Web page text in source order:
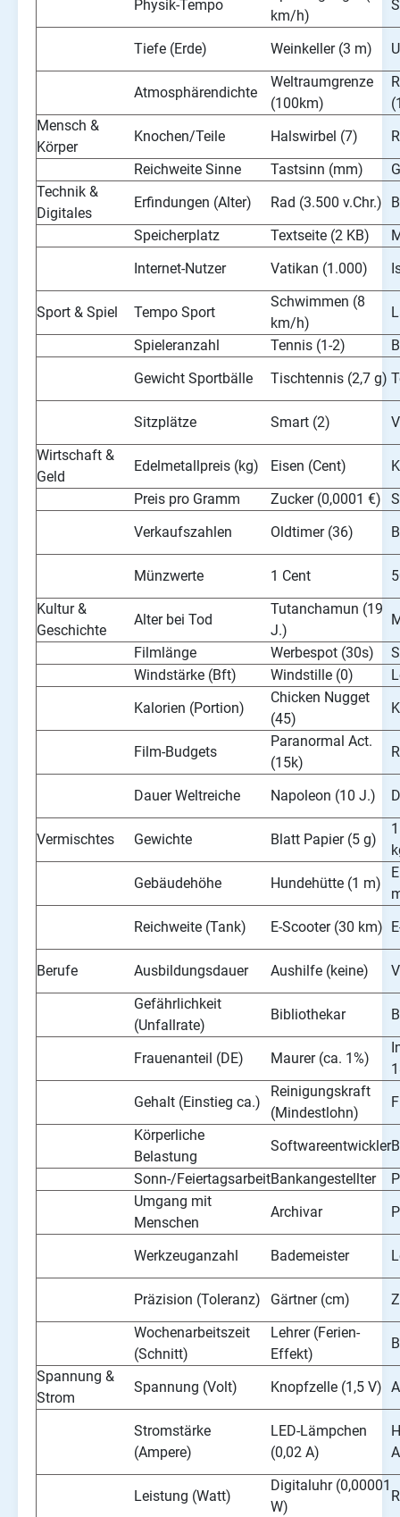
Physik-Tempo
km/h)
Tiefe (Erde) Weinkeller (3 m)
Atmosphärendichte
Weltraumgrenze
(100km)
Mensch &
Körper
Knochen/Teile Halswirbel (7)
Reichweite Sinne
Tastsinn (mm)
Technik &
Digitales
Erfindungen (Alter) Rad (3.500 v.Chr.)
Speicherplatz
Textseite (2 KB)
Internet-Nutzer
Vatikan (1.000)
Sport & Spiel Tempo Sport
Schwimmen (8
km/h)
Spieleranzahl
Tennis (1-2)
Gewicht Sportbälle
Tischtennis (2,7 g)
Sitzplätze Smart (2)
Wirtschaft &
Geld
Edelmetallpreis (kg) Eisen (Cent)
Preis pro Gramm
Zucker (0,0001 €)
Verkaufszahlen
Oldtimer (36)
Münzwerte 1 Cent
Kultur &
Geschichte
Alter bei Tod
Tutanchamun (19
J.)
Filmlänge
Werbespot (30s)
Windstärke (Bft)
Windstille (0)
Kalorien (Portion)
Chicken Nugget
(45)
Film-Budgets
Paranormal Act.
(15k)
Dauer Weltreiche Napoleon (10 J.)
Vermischtes Gewichte Blatt Papier (5 g)
Gebäudehöhe
Hundehütte (1 m)
Reichweite (Tank)
E-Scooter (30 km)
Berufe Ausbildungsdauer Aushilfe (keine)
Gefährlichkeit
(Unfallrate)
Bibliothekar
Frauenanteil (DE) Maurer (ca. 1%)
Gehalt (Einstieg ca.)
Reinigungskraft
(Mindestlohn)
Körperliche
Belastung
Softwareentwickler
Sonn-/FeiertagsarbeitBankangestellter
Umgang mit
Menschen
Archivar
Werkzeuganzahl Bademeister
Präzision (Toleranz) Gärtner (cm)
Wochenarbeitszeit
(Schnitt)
Lehrer (Ferien-
Effekt)
Spannung &
Strom
Spannung (Volt) Knopfzelle (1,5 V)
Stromstärke
(Ampere)
LED-Lämpchen
(0,02 A)
Leistung (Watt)
Digitaluhr (0,00001
W)